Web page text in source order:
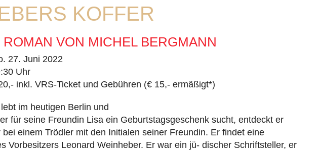
KOFFER
VON MICHEL BERGMANN
27. Juni 2022
Uhr
inkl. VRS-Ticket und Gebühren (€ 15,- ermäßigt*)
im heutigen Berlin und
für seine Freundin Lisa ein Geburtstagsgeschenk sucht, entdeckt er
einem Trödler mit den Initialen seiner Freundin. Er findet eine
Vorbesitzers Leonard Weinheber. Er war ein jü- discher Schriftsteller, er